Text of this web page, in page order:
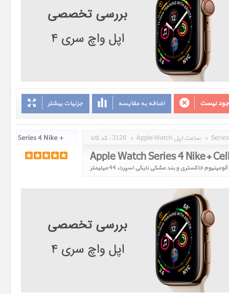
جزئیات بیشتر اضافه به مقایسه نیست
کد کالا : 3128 » Apple Watch ساعت اپل »